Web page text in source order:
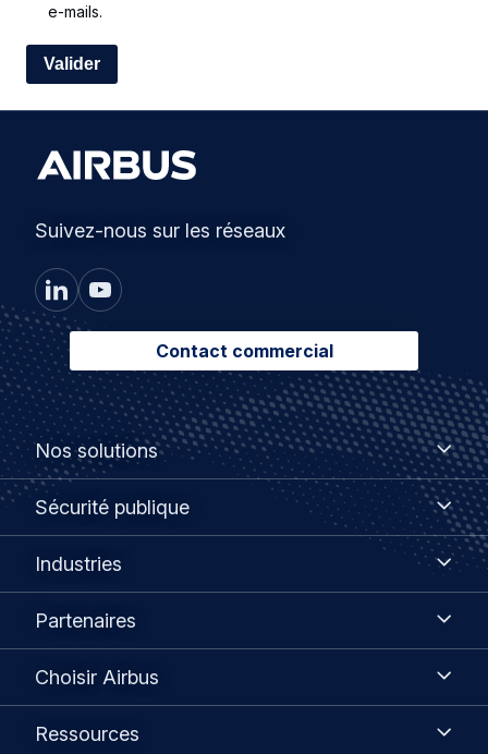
e-mails.
Suivez-nous sur les réseaux
Contact commercial
Footer
menu
Nos solutions
Nos
solutions
Sécurité publique
Sécurité
Industries
Partenaires
Choisir Airbus
Ressources